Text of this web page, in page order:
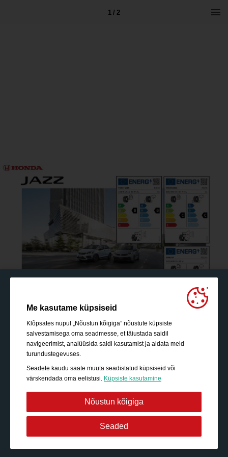
1 / 2
Me kasutame küpsiseid
Klõpsates nupul „Nõustun kõigiga” nõustute küpsiste
salvestamisega oma seadmesse, et täiustada saidil
navigeerimist, analüüsida saidi kasutamist ja aidata meid
turundustegevuses.
Seadete kaudu saate muuta seadistatud küpsiseid või
värskendada oma eelistusi. Küpsiste kasutamine
Nõustun kõigiga
Need küpsised on olulised
Seaded